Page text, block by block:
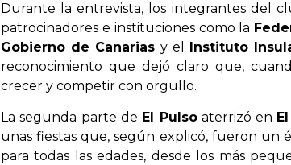
Durante la entrevista, los integrantes del
patrocinadores e instituciones como la
Gobierno de Canarias y el Instituto
reconocimiento que dejó claro que,
crecer y competir con orgullo.
La segunda parte de El Pulsoaterrizó en
unas fiestas que, según explicó, fueron un
para todas las edades, desde los más